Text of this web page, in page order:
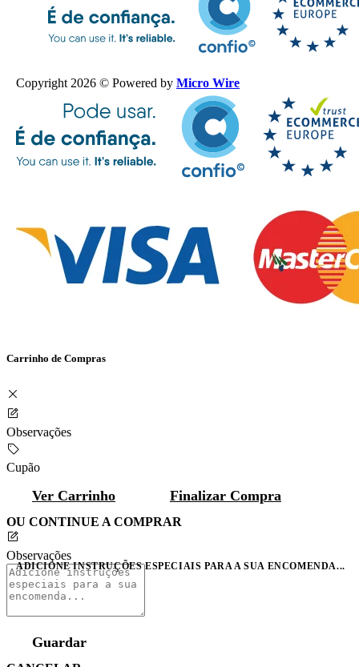
Copyright 2026 © Powered by Micro Wire
Carrinho de Compras
Observações
Cupão
Ver Carrinho Finalizar Compra
OU CONTINUE A COMPRAR
Observações
ADICIONE INSTRUÇÕES ESPECIAIS PARA A SUA ENCOMENDA...
Guardar